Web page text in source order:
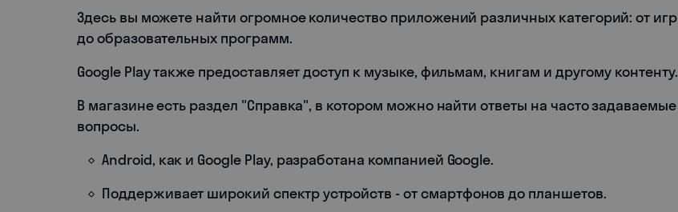
Здесь вы можете найти огромное количество приложений различных категорий: от игр
до образовательных программ.
Google Play также предоставляет доступ к музыке, фильмам, книгам и другому контенту.
В магазине есть раздел "Справка", в котором можно найти ответы на часто задаваемые
вопросы.
Android, как и Google Play, разработана компанией Google.
Поддерживает широкий спектр устройств - от смартфонов до планшетов.